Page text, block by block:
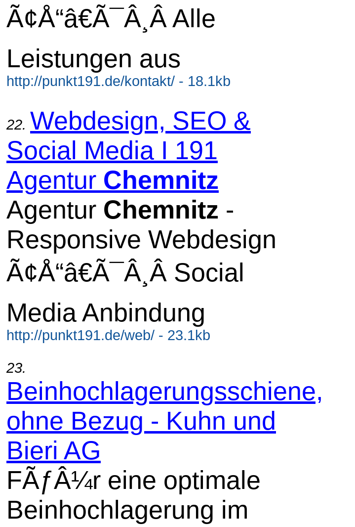
Ã¢Å“â€Ã¯Â¸Â Alle
Leistungen aus
http://punkt191.de/kontakt/ - 18.1kb
22. Webdesign, SEO &
Social Media I 191
Agentur Chemnitz
Agentur Chemnitz -
Responsive Webdesign
Ã¢Å“â€Ã¯Â¸Â Social
Media Anbindung
http://punkt191.de/web/ - 23.1kb
23.
Beinhochlagerungsschiene,
ohne Bezug - Kuhn und
Bieri AG
FÃƒÂ¼r eine optimale
Beinhochlagerung im